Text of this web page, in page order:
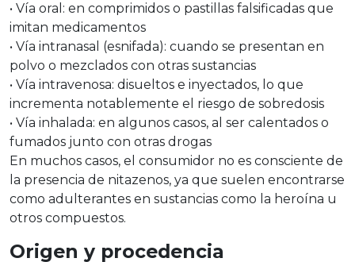
• Vía oral : en comprimidos o pastillas falsificadas que
imitan medicamentos
• Vía intranasal (esnifada): cuando se presentan en
polvo o mezclados con otras sustancias
• Vía intravenosa: disueltos e inyectados, lo que
incrementa notablemente el riesgo de sobredosis
• Vía inhalada: en algunos casos, al ser calentados o
fumados junto con otras drogas
En muchos casos, el consumidor no es consciente de
la presencia de nitazenos, ya que suelen encontrarse
como adulterantes en sustancias como la heroína u
otros compuestos.
Origen y procedencia